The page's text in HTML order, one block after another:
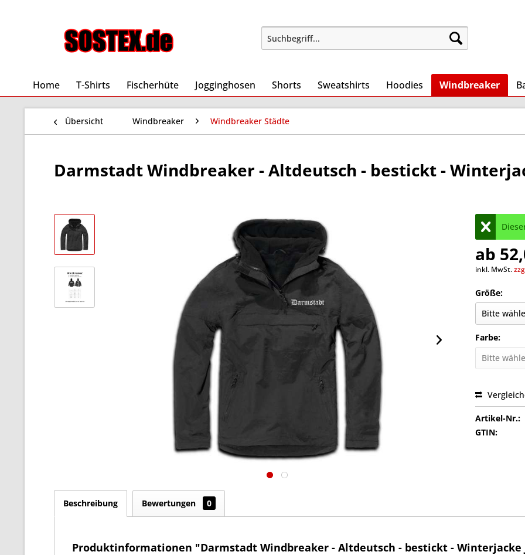
Home T-Shirts Fischerhüte Jogginghosen Shorts Sweatshirts Hoodies Windbreaker
Übersicht Windbreaker Windbreaker Städte
Darmstadt Windbreaker - Altdeutsch - bestickt -
ab
inkl. MwSt.
Größe:
Farbe:
Artikel-Nr.:
GTIN:
Beschreibung Bewertungen 0
Produktinformationen "Darmstadt Windbreaker - Altdeutsch - bestickt - Winterjacke